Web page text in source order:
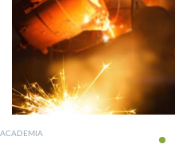
ACADEMIA